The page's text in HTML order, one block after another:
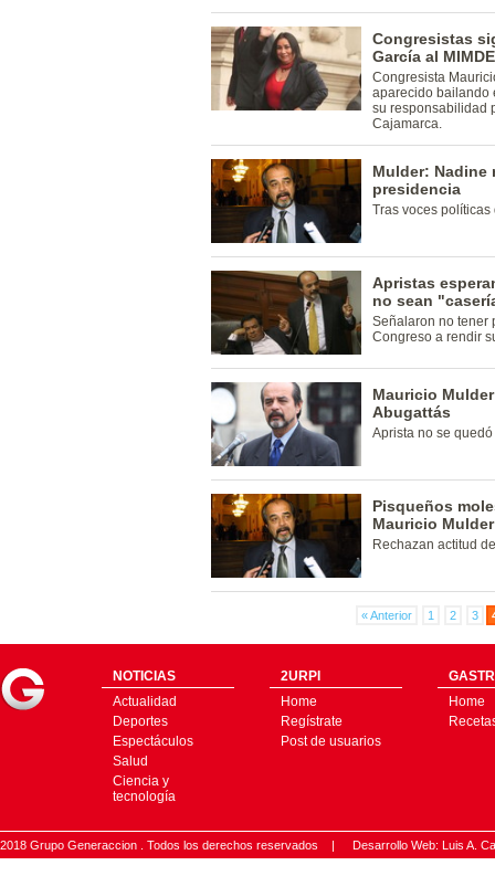
Congresistas
García al
Congresista
aparecido bailando
su responsabilidad
Cajamarca.
Mulder: Nadine
presidencia
Tras voces
Apristas
no sean
Señalaron no tener
Congreso a rendir
Mauricio
Abugattás
Aprista no se
Pisqueños
Mauricio
Rechazan actitud
« Anterior 1 2 3
NOTICIAS
Actualidad
Deportes
Espectáculos
Salud
Ciencia y
tecnología
2URPI
Home
Regístrate
Post de usuarios
Home
2018 Grupo Generaccion . Todos los derechos reservados | Desarrollo Web: Luis